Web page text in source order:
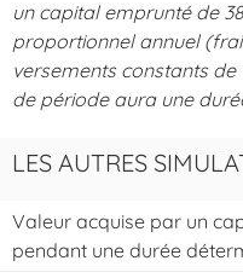
un capital emprunté de
proportionnel annuel
versements constants
de période aura une
LES AUTRES
Valeur acquise par un
pendant une durée